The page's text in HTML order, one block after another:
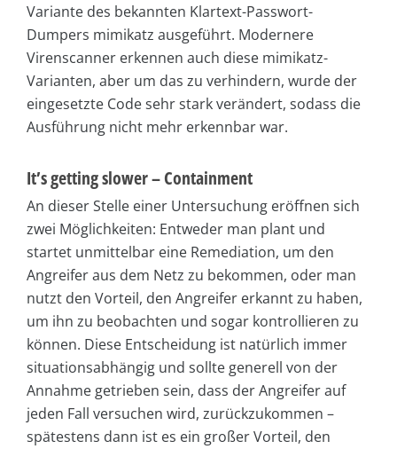
Variante des bekannten Klartext-Passwort-
Dumpers mimikatz ausgeführt. Modernere
Virenscanner erkennen auch diese mimikatz-
Varianten, aber um das zu verhindern, wurde der
eingesetzte Code sehr stark verändert, sodass die
Ausführung nicht mehr erkennbar war.
It’s getting slower – Containment
An dieser Stelle einer Untersuchung eröffnen sich
zwei Möglichkeiten: Entweder man plant und
startet unmittelbar eine Remediation, um den
Angreifer aus dem Netz zu bekommen, oder man
nutzt den Vorteil, den Angreifer erkannt zu haben,
um ihn zu beobachten und sogar kontrollieren zu
können. Diese Entscheidung ist natürlich immer
situationsabhängig und sollte generell von der
Annahme getrieben sein, dass der Angreifer auf
jeden Fall versuchen wird, zurückzukommen –
spätestens dann ist es ein großer Vorteil, den